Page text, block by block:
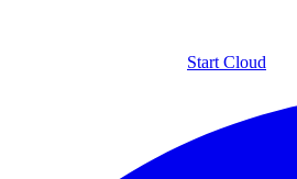
Start Cloud